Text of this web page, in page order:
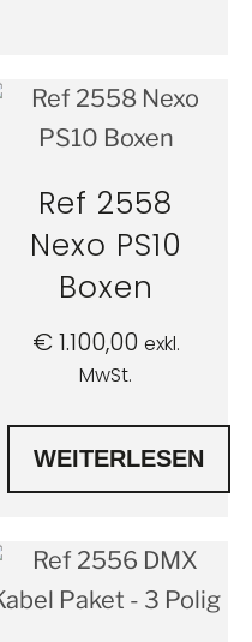
Ref 2558
Nexo PS10
Boxen
€1.100,00 exkl.
MwSt.
WEITERLESEN